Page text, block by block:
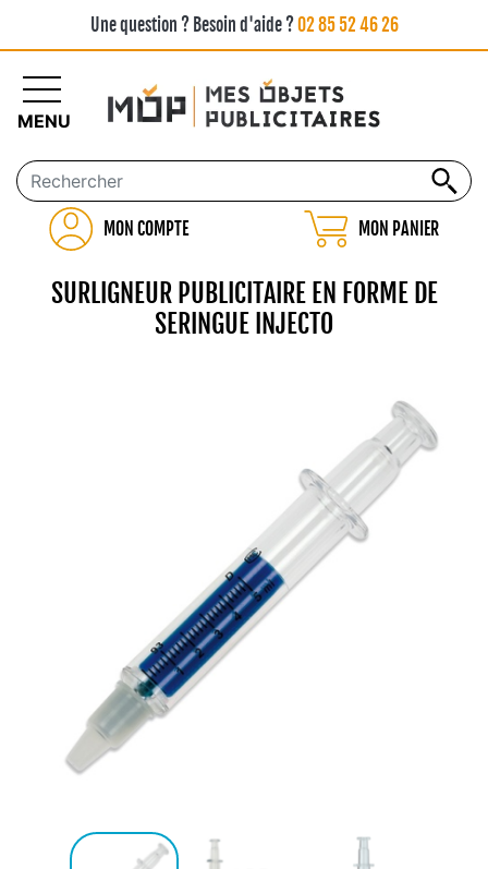
Une question ? Besoin d'aide ?02 85 52 46 26
MON COMPTE MON PANIER
MENU
SURLIGNEUR PUBLICITAIRE EN FORME DE
SERINGUE INJECTO